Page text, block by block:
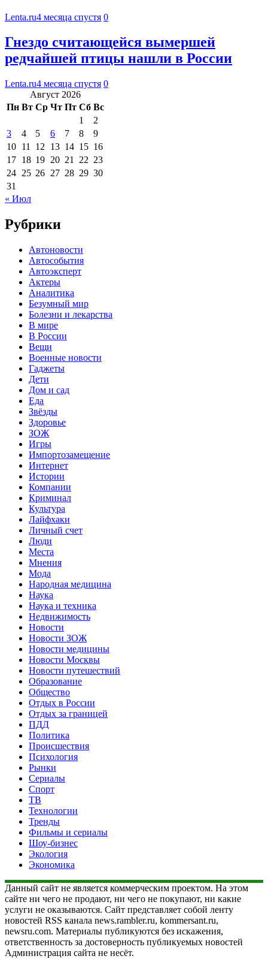
Lenta.ru4 месяца спустя 0
Гнездо считающейся вымершей
редчайшей птицы нашли в России
Lenta.ru4 месяца спустя 0
Август 2026
Пн Вт Ср Чт Пт Сб Вс
1
2
3
4 5 6 7 8
9
10 11 12 13 14 15 16
17 18 19 20 21 22 23
24 25 26 27 28 29 30
31
« Июл
Рубрики
Автоновости
Автособытия
Автоэксперт
Актеры
Аналитика
Безумный мир
Болезни и лекарства
В мире
В России
Вещи
Военные новости
Гаджеты
Дети
Дом и сад
Еда
Звёзды
Здоровье
ЗОЖ
Игры
Импортозамещение
Интернет
Истории
Компании
Криминал
Культура
Лайфхаки
Личный счет
Люди
Места
Мнения
Мода
Народная медицина
Наука
Наука и техника
Недвижимость
Новости
Новости ЗОЖ
Новости медицины
Новости Москвы
Новости путешествий
Образование
Общество
Отдых в России
Отдых за границей
ПДД
Политика
Происшествия
Психология
Рынки
Сериалы
Спорт
ТВ
Технологии
Тренды
Фильмы и сериалы
Шоу-бизнес
Экология
Экономика
Данный сайт не является коммерческим проектом. На этом
сайте ни чего не продают, ни чего не покупают, ни какие
услуги не оказываются. Сайт представляет собой ленту
новостей RSS канала news.rambler.ru, kommersant.ru,
newsru.com. Материалы публикуются без искажения,
ответственность за достоверность публикуемых новостей
Администрация сайта не несёт.